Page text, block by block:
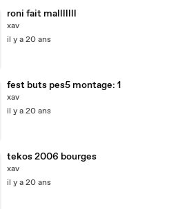
roni fait malllllll
xav
il y a 20 ans
fest buts pes5 montage: 1
xav
il y a 20 ans
tekos 2006 bourges
xav
il y a 20 ans